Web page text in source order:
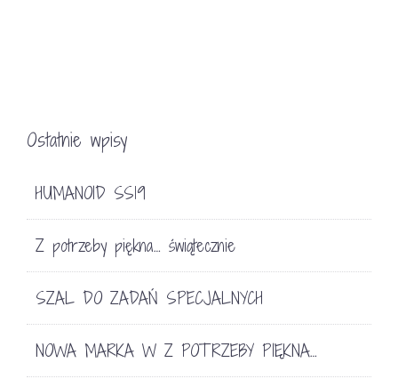
Ostatnie wpisy
HUMANOID SS19
Z potrzeby piękna… świątecznie
SZAL DO ZADAŃ SPECJALNYCH
NOWA MARKA W Z POTRZEBY PIĘKNA…